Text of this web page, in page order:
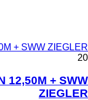
+ SWW ZIEGLER
20
12,50M + SWW
ZIEGLER